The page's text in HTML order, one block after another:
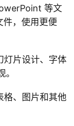
等文
件，使用更便
灯片设计、字体
格、图片和其他